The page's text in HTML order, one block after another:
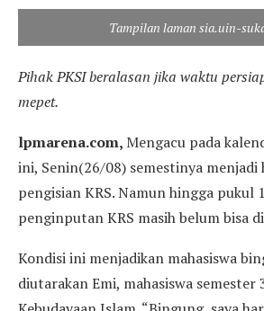
Tampilan laman sia.uin-
Pihak PKSI beralasan jika waktu
mepet.
lpmarena.com,Mengacu pada
ini, Senin(26/08) semestinya
pengisian KRS. Namun hingga pukul
penginputan KRS masih belum bisa
Kondisi ini menjadikan mahasiswa
diutarakan Emi, mahasiswa semester